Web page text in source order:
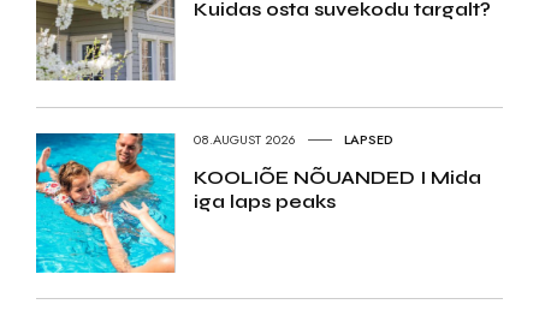
Kuidas osta suvekodu targalt?
08.AUGUST 2026 LAPSED
KOOLIÕE NÕUANDED I Mida
iga laps peaks